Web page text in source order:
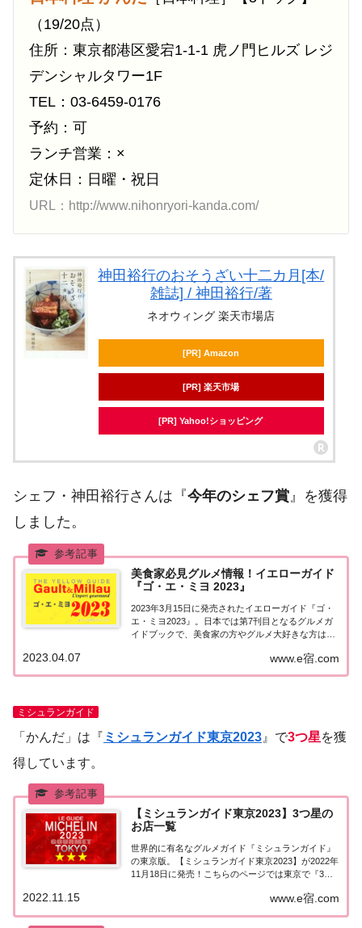
（19/20点）
住所：東京都港区愛宕1-1-1 虎ノ門ヒルズ レジ
デンシャルタワー1F
TEL：03-6459-0176
予約：可
ランチ営業：×
定休日：日曜・祝日
URL：http://www.nihonryori-kanda.com/
神田裕行のおそうざい十二カ月[本/
雑誌] / 神田裕行/著
ネオウィング 楽天市場店
[PR] Amazon
[PR] 楽天市場
[PR] Yahoo!ショッピング
シェフ・神田裕行さんは『今年のシェフ賞』を獲得
しました。
美食家必見グルメ情報！イエローガイド
『ゴ・エ・ミヨ 2023』
2023年3月15日に発売されたイエローガイド『ゴ・
エ・ミヨ2023』。日本では第7刊目となるグルメガ
イドブックで、美食家の方やグルメ大好きな方は必
しい情報についてご紹介しています。ゴエミヨ2023
美食のエキスパートがおすすめする...
www.e宿.com
2023.04.07
ミシュランガイド
「かんだ」は『 ミシュランガイド東京2023 』で3つ星を獲
得しています。
【ミシュランガイド東京2023】3つ星の
お店一覧
世界的に有名なグルメガイド『ミシュランガイド』
の東京版。【ミシュランガイド東京2023】が2022年
11月18日に発売！こちらのページでは東京で『3つ
を一覧にまとめました。ミシュランガイド東京
www.e宿.com
2022.11.15